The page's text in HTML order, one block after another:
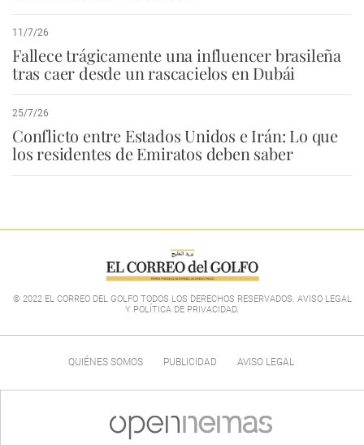
11/7/26
Fallece trágicamente una influencer brasileña
tras caer desde un rascacielos en Dubái
25/7/26
Conflicto entre Estados Unidos e Irán: Lo que
los residentes de Emiratos deben saber
© 2022 EL CORREO DEL GOLFO TODOS LOS DERECHOS RESERVADOS. AVISO LEGAL
Y POLÍTICA DE PRIVACIDAD.
QUIÉNES SOMOS PUBLICIDAD AVISO LEGAL